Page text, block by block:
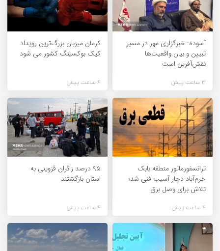
آسوده: خبرگزاری مهر در مسیر
تبیین و بیان واقعیت‌ها
نقش‌آفرین است
3 ساعت پیش
کرمان میزبان بزرگ‌ترین رویداد
کیک‌ بوکسینگ کشور می شود
4 ساعت پیش
ترانسفورماتور منطقه بابک
خرم‌آباد دچار آسیب فنی شد؛
تلاش برای وصل برق
4 ساعت پیش
۹۵ درصد زائران قزوینی به
استان بازگشتند
4 ساعت پیش